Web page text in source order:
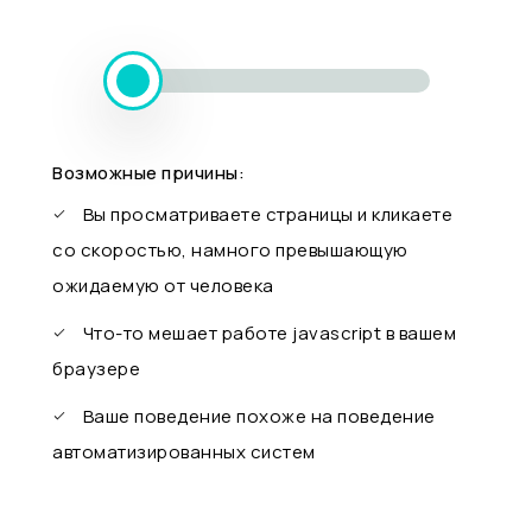
Возможные причины:
Вы просматриваете страницы и кликаете
со скоростью, намного превышающую
ожидаемую от человека
Что-то мешает работе javascript в вашем
браузере
Ваше поведение похоже на поведение
автоматизированных систем